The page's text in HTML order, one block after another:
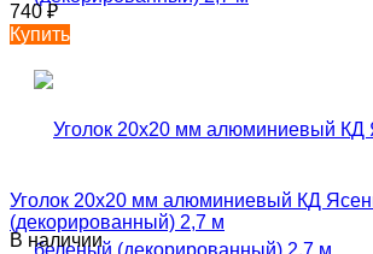
740 ₽
Купить
Уголок 20х20 мм алюминиевый КД
(декорированный) 2,7 м
В наличии